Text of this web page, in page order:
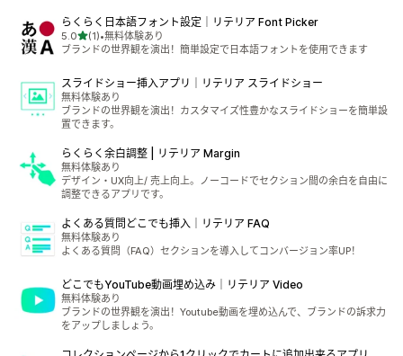
らくらく日本語フォント設定｜リテリア Font Picker
5.0星（满分 5 星）
(1)
总共 1 条评论
•無料体験あり
ブランドの世界観を演出！簡単設定で日本語フォントを使用できます
スライドショー挿入アプリ｜リテリア スライドショー
無料体験あり
ブランドの世界観を演出！カスタマイズ性豊かなスライドショーを簡単設
置できます。
らくらく余白調整 | リテリア Margin
無料体験あり
デザイン・UX向上/ 売上向上。ノーコードでセクション間の余白を自由に
調整できるアプリです。
よくある質問どこでも挿入｜リテリア FAQ
無料体験あり
よくある質問（FAQ）セクションを導入してコンバージョン率UP！
どこでもYouTube動画埋め込み｜リテリア Video
無料体験あり
ブランドの世界観を演出！Youtube動画を埋め込んで、ブランドの訴求力
をアップしましょう。